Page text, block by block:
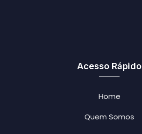
Acesso Rápido
Home
Quem Somos